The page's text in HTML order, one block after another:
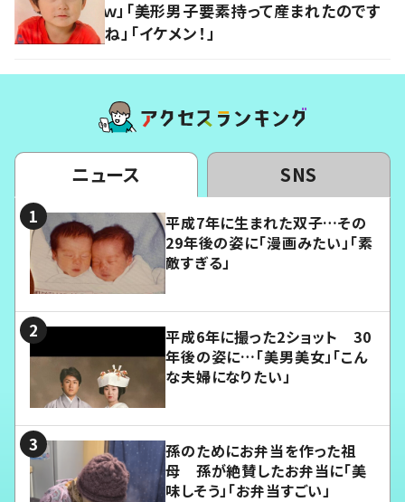
ｗ」「美形男子要素持って産まれたのです
ね」「イケメン！」
ニュース SNS
平成7年に生まれた双子…その
29年後の姿に「漫画みたい」「素
敵すぎる」
平成6年に撮った2ショット 30
年後の姿に…「美男美女」「こん
な夫婦になりたい」
孫のためにお弁当を作った祖
母 孫が絶賛したお弁当に「美
味しそう」「お弁当すごい」